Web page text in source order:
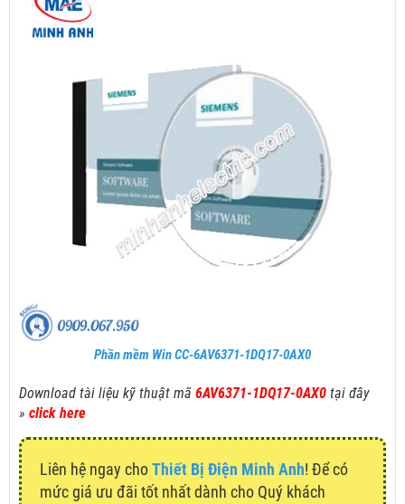
Phần mềm Win CC-6AV6371-1DQ17-0AX0
Download tài liệu kỹ thuật mã 6AV6371-1DQ17-0AX0 tại đây
» click here
Liên hệ ngay choThiết Bị Điện Minh Anh! Để có
mức giá ưu đãi tốt nhất dành cho Quý khách